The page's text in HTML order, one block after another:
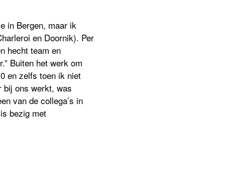
in Bergen, maar ik
en Doornik). Per
hecht team en
Buiten het werk om
en zelfs toen ik niet
bij ons werkt, was
van de collega’s in
bezig met